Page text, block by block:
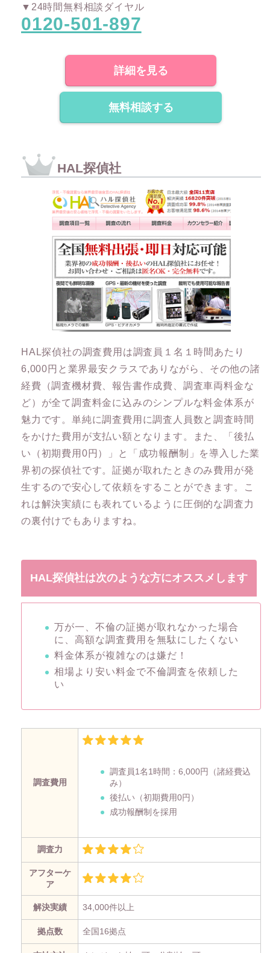
▼24時間無料相談ダイヤル
0120-501-897
詳細を見る
無料相談する
HAL探偵社
HAL探偵社の調査費用は調査員１名１時間あたり
6,000円と業界最安クラスでありながら、その他の諸
経費（調査機材費、報告書作成費、調査車両料金な
ど）が全て調査料金に込みのシンプルな料金体系が
魅力です。単純に調査費用に調査人員数と調査時間
をかけた費用が支払い額となります。また、「後払
い（初期費用0円）」と「成功報酬制」を導入した業
界初の探偵社です。証拠が取れたときのみ費用が発
生するので安心して依頼をすることができます。こ
れは解決実績にも表れているように圧倒的な調査力
の裏付けでもありますね。
HAL探偵社は次のような方にオススメします
万が一、不倫の証拠が取れなかった場合
に、高額な調査費用を無駄にしたくない
料金体系が複雑なのは嫌だ！
相場より安い料金で不倫調査を依頼した
い
調査費用
調査員1名1時間： 6,000円
（諸経費込
み）
後払い（初期費用0円）
成功報酬制を採用
調査力
アフターケ
ア
解決実績 34,000件以上
拠点数 全国16拠点